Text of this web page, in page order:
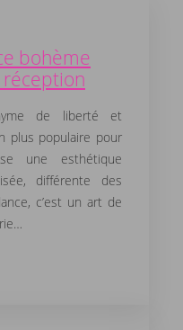
bohème
de liberté et
plus populaire pour
une esthétique
différente des
c’est un art de